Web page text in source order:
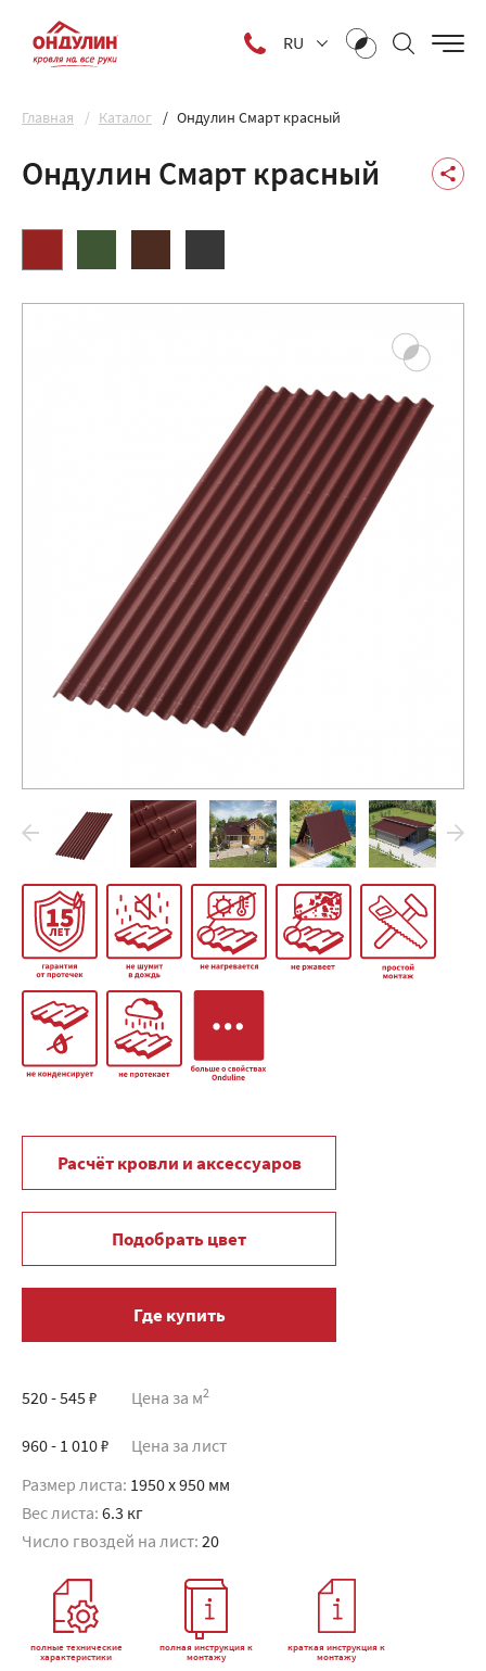
RU
Главная Каталог Ондулин Смарт красный
Ондулин Смарт красный
Расчёт кровли и аксессуаров
Подобрать цвет
Где купить
520 - 545 ₽ Цена за м2
960 - 1 010 ₽ Цена за лист
Размер листа: 1950 x 950 мм
Вес листа: 6.3 кг
Число гвоздей на лист: 20
полные технические
характеристики
полная инструкция к
монтажу
краткая инструкция к
монтажу